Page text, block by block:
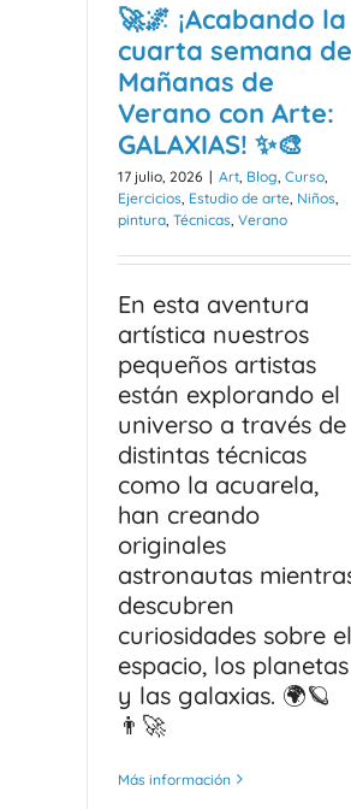
🚀🌌 ¡Acabando la
cuarta semana de
Mañanas de
Verano con Arte:
GALAXIAS! ✨🎨
17 julio, 2026 | Art Blog Curso
Ejercicios Estudio de arte Niños
pintura Técnicas Verano
En esta aventura
artística nuestros
pequeños artistas
están explorando el
universo a través de
distintas técnicas
como la acuarela,
han creando
originales
astronautas
descubren
curiosidades sobre el
espacio, los planetas
y las galaxias. 🌍🪐
👨‍🚀
Más información